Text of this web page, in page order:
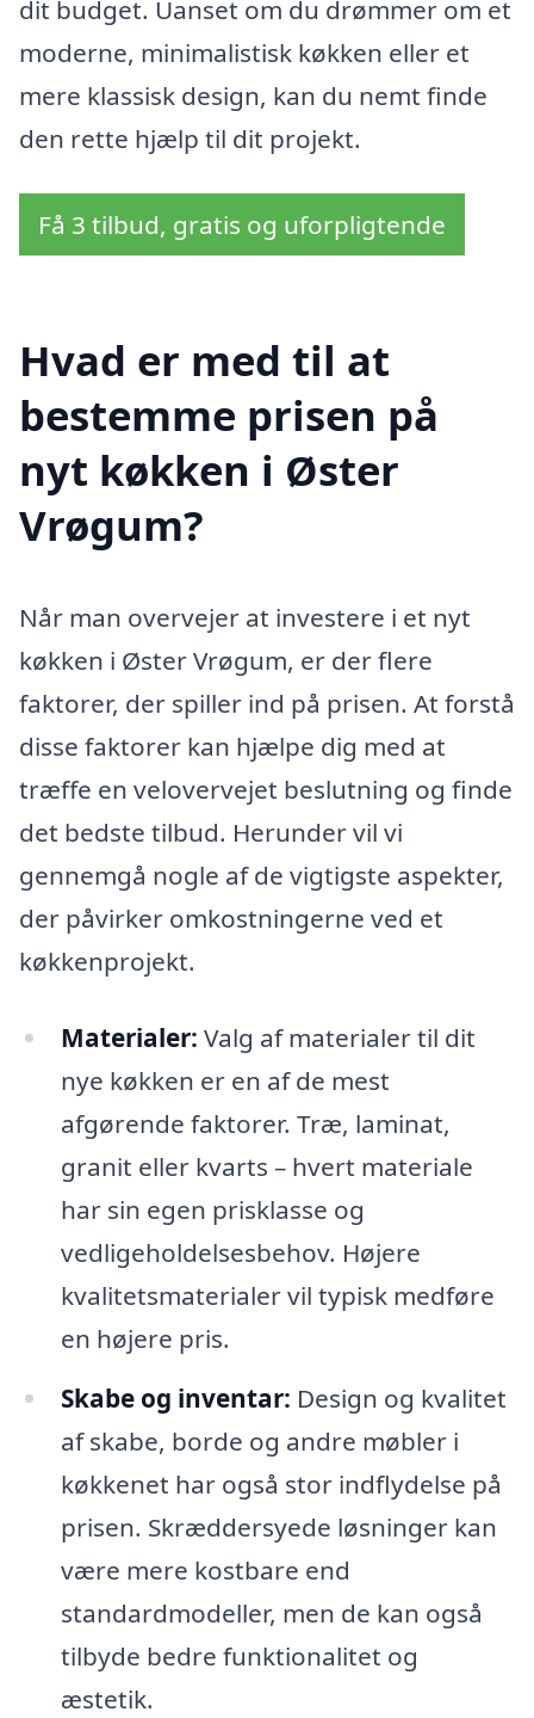
dit budget. Uanset om du drømmer om et
moderne, minimalistisk køkken eller et
mere klassisk design, kan du nemt finde
den rette hjælp til dit projekt.
Få 3 tilbud, gratis og uforpligtende
Hvad er med til at
bestemme prisen på
nyt køkken i Øster
Vrøgum?
Når man overvejer at investere i et nyt
køkken i Øster Vrøgum, er der flere
faktorer, der spiller ind på prisen. At forstå
disse faktorer kan hjælpe dig med at
træffe en velovervejet beslutning og finde
det bedste tilbud. Herunder vil vi
gennemgå nogle af de vigtigste aspekter,
der påvirker omkostningerne ved et
køkkenprojekt.
Materialer: Valg af materialer til dit
nye køkken er en af de mest
afgørende faktorer. Træ, laminat,
granit eller kvarts – hvert materiale
har sin egen prisklasse og
vedligeholdelsesbehov. Højere
kvalitetsmaterialer vil typisk medføre
en højere pris.
Skabe og inventar: Design og kvalitet
af skabe, borde og andre møbler i
køkkenet har også stor indflydelse på
prisen. Skræddersyede løsninger kan
være mere kostbare end
standardmodeller, men de kan også
tilbyde bedre funktionalitet og
æstetik.